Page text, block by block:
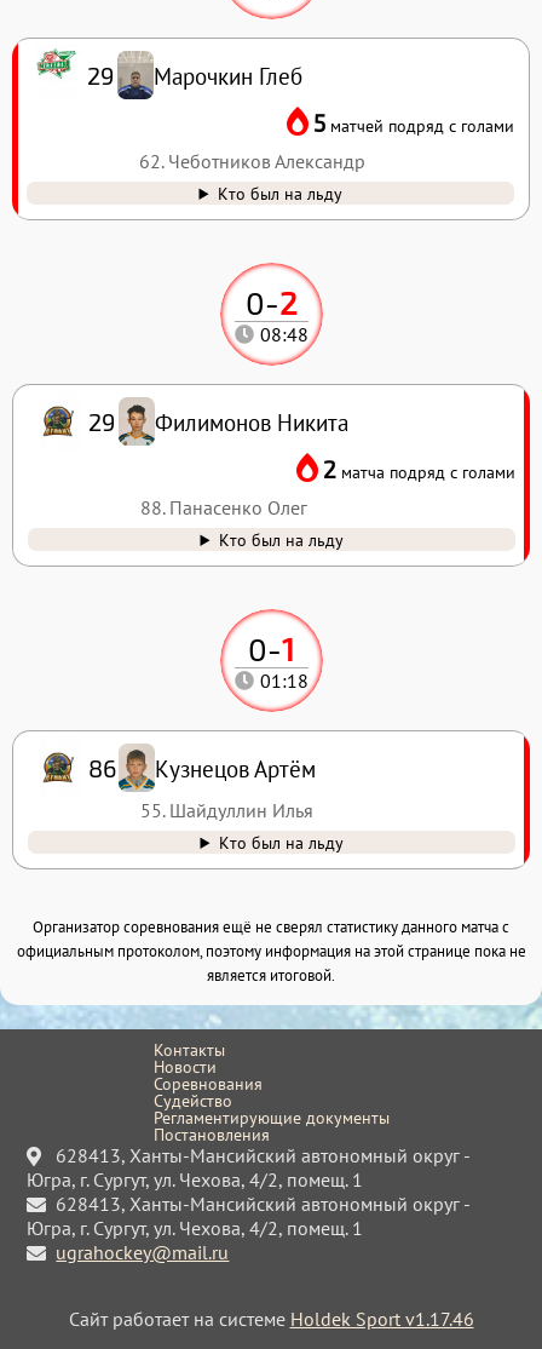
0-1
01:18
86 Кузнецов Артём
55. Шайдуллин Илья
Кто был на льду
0-2
08:48
29 Филимонов Никита
2 матча подряд с голами
88. Панасенко Олег
Кто был на льду
29 Марочкин Глеб
5 матчей подряд с голами
62. Чеботников Александр
Кто был на льду
Организатор соревнования ещё не сверял статистику данного матча с
официальным протоколом, поэтому информация на этой странице пока не
является итоговой.
Контакты
Новости
Соревнования
Судейство
Регламентирующие документы
Постановления
628413, Ханты-Мансийский автономный округ -
Югра, г. Сургут, ул. Чехова, 4/2, помещ. 1
628413, Ханты-Мансийский автономный округ -
Югра, г. Сургут, ул. Чехова, 4/2, помещ. 1
ugrahockey@mail.ru
Сайт работает на системе Holdek Sport v1.17.46